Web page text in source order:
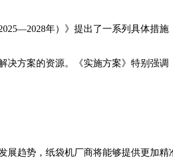
年）》提出了一系列具体措施
方案的资源。《实施方案》特别强
趋势，纸袋机厂商将能够提供更加精